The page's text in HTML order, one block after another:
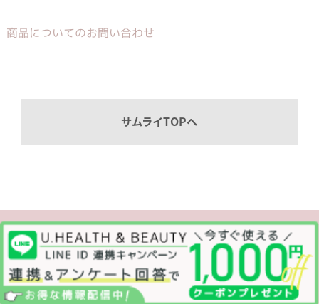
商品についてのお問い合わせ
サムライTOPへ